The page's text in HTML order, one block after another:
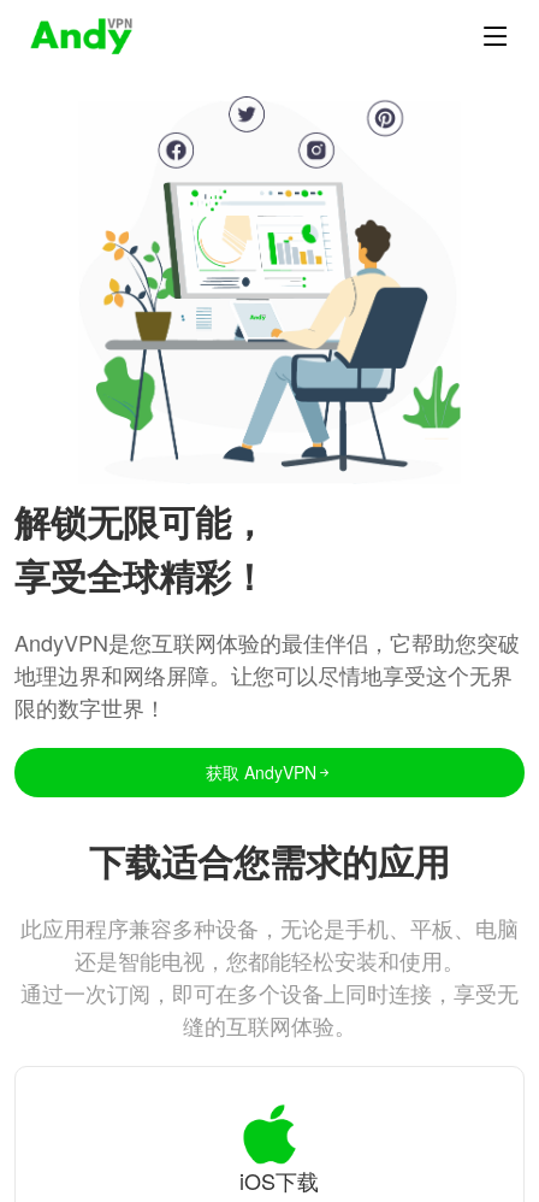
解锁无限可能，
享受全球精彩！
AndyVPN是您互联网体验的最佳伴侣，它帮助您突破
地理边界和网络屏障。让您可以尽情地享受这个无界
限的数字世界！
获取 AndyVPN
下载适合您需求的应用
此应用程序兼容多种设备，无论是手机、平板、电脑
还是智能电视，您都能轻松安装和使用。
通过一次订阅，即可在多个设备上同时连接，享受无
缝的互联网体验。
iOS下载